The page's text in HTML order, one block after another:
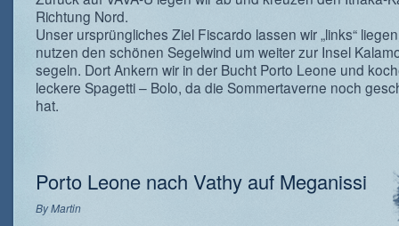
Richtung Nord.
Unser ursprüngliches Ziel Fiscardo lassen wir „links“
nutzen den schönen Segelwind um weiter zur Insel
segeln. Dort Ankern wir in der Bucht Porto Leone und
leckere Spagetti – Bolo, da die Sommertaverne noch
hat.
Porto Leone nach Vathy auf Meganissi
ByMartin